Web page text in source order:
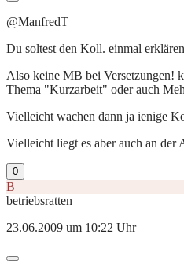
@ManfredT
Du soltest den Koll. einmal
Also keine MB bei Versetzungen!
Thema "Kurzarbeit" oder auch
Vielleicht wachen dann ja ienige
Vielleicht liegt es aber auch an der
0
B
betriebsratten
23.06.2009 um 10:22 Uhr